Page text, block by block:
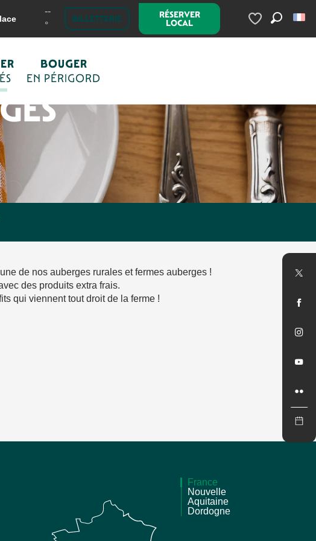
--
°
BILLETTERIE RÉSERVER
LOCAL
Voir les favoris
BOUGER
EN PÉRIGORD
de nos auberges rurales et fermes auberges !
des produits extra frais.
qui viennent tout droit de la ferme !
France
Nouvelle
Aquitaine
Dordogne